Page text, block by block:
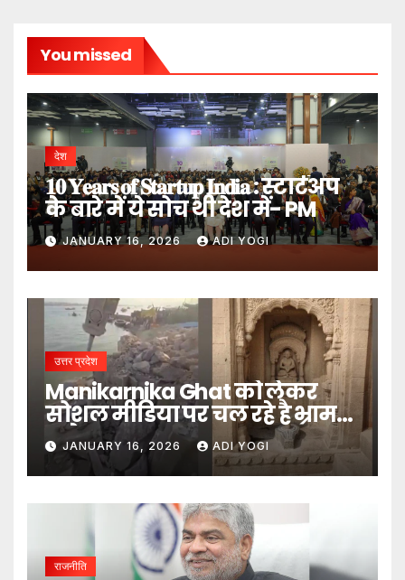
You missed
देश
𝟏𝟎 𝐘𝐞𝐚𝐫𝐬 𝐨𝐟 𝐒𝐭𝐚𝐫𝐭𝐮𝐩 𝐈𝐧𝐝𝐢𝐚 : स्टार्टअप
के बारे में ये सोच थी देश में- PM
JANUARY 16, 2026 ADI YOGI
उत्तर प्रदेश
Manikarnika Ghat को लेकर
सोशल मीडिया पर चल रहे है भ्रामक
दावे- DM
JANUARY 16, 2026 ADI YOGI
राजनीति